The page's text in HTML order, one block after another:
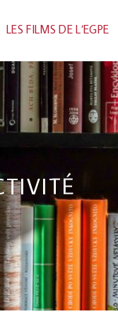
LES FILMS DE L’EGPE